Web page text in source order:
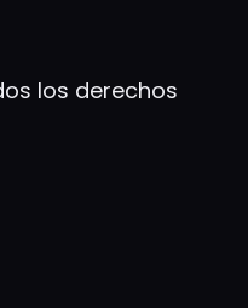
los derechos